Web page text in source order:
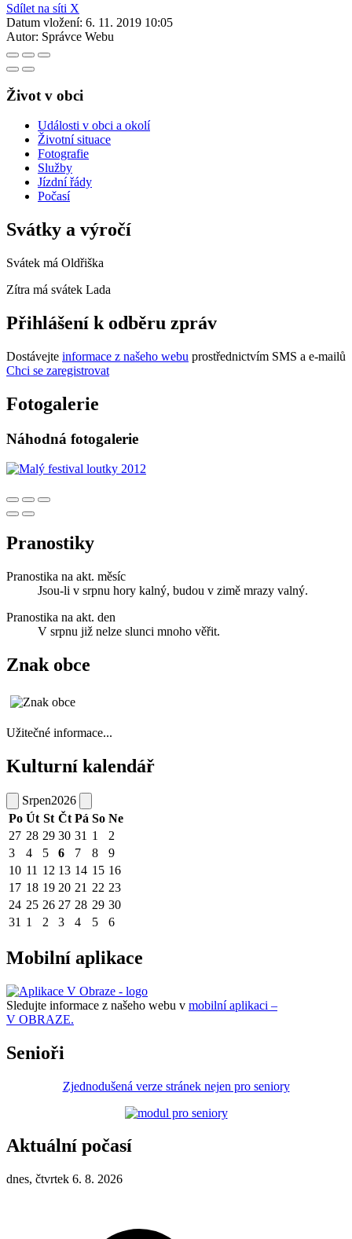
Sdílet na síti X
Datum vložení: 6. 11. 2019 10:05
Autor: Správce Webu
Život v obci
Události v obci a okolí
Životní situace
Fotografie
Služby
Jízdní řády
Počasí
Svátky a výročí
Svátek má Oldřiška
Zítra má svátek Lada
Přihlášení k odběru zpráv
Dostávejte informace z našeho webu prostřednictvím SMS a e-mailů
Chci se zaregistrovat
Fotogalerie
Náhodná fotogalerie
Pranostiky
Pranostika na akt. měsíc
Jsou-li v srpnu hory kalný, budou v zimě mrazy valný.
Pranostika na akt. den
V srpnu již nelze slunci mnoho věřit.
Znak obce
Užitečné informace...
Kulturní kalendář
Srpen2026
Po Út St Čt Pá So Ne
27 28 29 30 31 1
2
3
4 5 6 7 8
9
10 11 12 13 14 15 16
17 18 19 20 21 22 23
24 25 26 27 28 29 30
31 1 2 3 4 5 6
Mobilní aplikace
Sledujte informace z našeho webu v mobilní aplikaci –
V OBRAZE.
Senioři
Zjednodušená verze stránek nejen pro seniory
Aktuální počasí
dnes, čtvrtek 6. 8. 2026